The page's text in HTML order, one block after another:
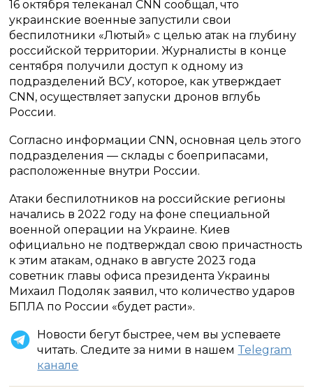
16 октября телеканал CNN сообщал, что
украинские военные запустили свои
беспилотники «Лютый» с целью атак на глубину
российской территории. Журналисты в конце
сентября получили доступ к одному из
подразделений ВСУ, которое, как утверждает
CNN, осуществляет запуски дронов вглубь
России.
Согласно информации CNN, основная цель этого
подразделения — склады с боеприпасами,
расположенные внутри России.
Атаки беспилотников на российские регионы
начались в 2022 году на фоне специальной
военной операции на Украине. Киев
официально не подтверждал свою причастность
к этим атакам, однако в августе 2023 года
советник главы офиса президента Украины
Михаил Подоляк заявил, что количество ударов
БПЛА по России «будет расти».
Новости бегут быстрее, чем вы успеваете
читать. Следите за ними в нашем Telegram
канале